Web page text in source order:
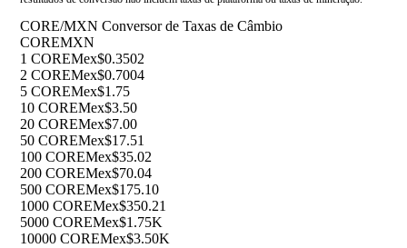
CORE/MXN Conversor de Taxas de Câmbio
COREMXN
1 COREMex$0.3502
2 COREMex$0.7004
5 COREMex$1.75
10 COREMex$3.50
20 COREMex$7.00
50 COREMex$17.51
100 COREMex$35.02
200 COREMex$70.04
500 COREMex$175.10
1000 COREMex$350.21
5000 COREMex$1.75K
10000 COREMex$3.50K